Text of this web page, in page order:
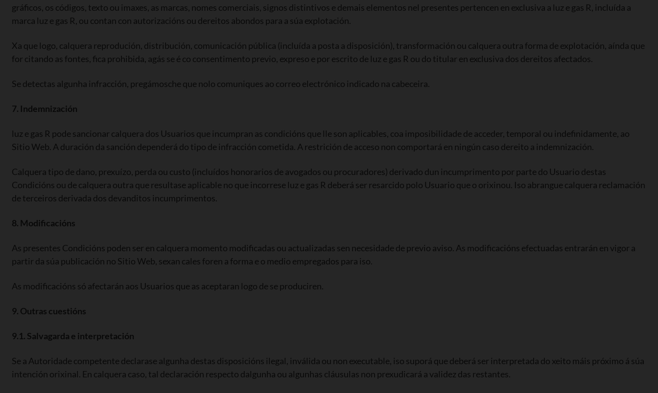
gráficos, os códigos, texto ou imaxes, as marcas, nomes comerciais, signos distintivos e demais elementos nel presentes pertencen en exclusiva a luz e gas R, incluída a
marca luz e gas R, ou contan con autorizacións ou dereitos abondos para a súa explotación.
Xa que logo, calquera reprodución, distribución, comunicación pública (incluída a posta a disposición), transformación ou calquera outra forma de explotación, aínda que
for citando as fontes, fica prohibida, agás se é co consentimento previo, expreso e por escrito de luz e gas R ou do titular en exclusiva dos dereitos afectados.
Se detectas algunha infracción, pregámosche que nolo comuniques ao correo electrónico indicado na cabeceira.
7. Indemnización
luz e gas R pode sancionar calquera dos Usuarios que incumpran as condicións que lle son aplicables, coa imposibilidade de acceder, temporal ou indefinidamente, ao
Sitio Web. A duración da sanción dependerá do tipo de infracción cometida. A restrición de acceso non comportará en ningún caso dereito a indemnización.
Calquera tipo de dano, prexuízo, perda ou custo (incluídos honorarios de avogados ou procuradores) derivado dun incumprimento por parte do Usuario destas
Condicións ou de calquera outra que resultase aplicable no que incorrese luz e gas R deberá ser resarcido polo Usuario que o orixinou. Iso abrangue calquera reclamación
de terceiros derivada dos devanditos incumprimentos.
8. Modificacións
As presentes Condicións poden ser en calquera momento modificadas ou actualizadas sen necesidade de previo aviso. As modificacións efectuadas entrarán en vigor a
partir da súa publicación no Sitio Web, sexan cales foren a forma e o medio empregados para iso.
As modificacións só afectarán aos Usuarios que as aceptaran logo de se produciren.
9. Outras cuestións
9.1. Salvagarda e interpretación
Se a Autoridade competente declarase algunha destas disposicións ilegal, inválida ou non executable, iso suporá que deberá ser interpretada do xeito máis próximo á súa
intención orixinal. En calquera caso, tal declaración respecto dalgunha ou algunhas cláusulas non prexudicará a validez das restantes.